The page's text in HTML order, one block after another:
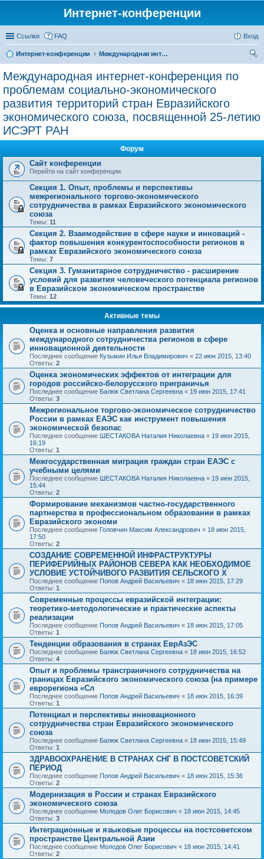
Интернет-конференции
Ссылки FAQ Вход
Интернет-конференции
Международная интернет-конференция по проблемам социально-экономического развития территорий стран Евразийского экономического союза, посвященной 25-летию ИСЭРТ РАН
Международная интернет-конференция по
проблемам социально-экономического
развития территорий стран Евразийского
экономического союза, посвященной 25-летию
ИСЭРТ РАН
Форум
Сайт конференции
Перейти на сайт конференции.
Секция 1. Опыт, проблемы и перспективы
межрегионального торгово-экономического
сотрудничества в рамках Евразийского экономического
союза
Темы: 11
Секция 2. Взаимодействие в сфере науки и инноваций -
фактор повышения конкурентоспособности регионов в
рамках Евразийского экономического союза
Темы: 7
Секция 3. Гуманитарное сотрудничество - расширение
условий для развития человеческого потенциала регионов
в Евразийском экономическом пространстве
Темы: 12
Активные темы
Оценка и основные направления развития
международного сотрудничества регионов в сфере
инновационной деятельности
Последнее сообщение Кузьмин Илья Владимирович « 22 июн 2015, 13:40
Ответы: 2
Оценка экономических эффектов от интеграции для
городов российско-белорусского приграничья
Последнее сообщение Балюк Светлана Сергеевна « 19 июн 2015, 17:41
Ответы: 3
Межрегиональное торгово-экономическое сотрудничество
России в рамках ЕАЭС как инструмент повышения
экономической безопас
Последнее сообщение ШЕСТАКОВА Наталия Николаевна « 19 июн 2015,
16:19
Ответы: 1
Межгосударственная миграция граждан стран ЕАЭС с
учебными целями
Последнее сообщение ШЕСТАКОВА Наталия Николаевна « 19 июн 2015,
15:44
Ответы: 2
Формирование механизмов частно-государственного
партнерства в профессиональном образовании в рамках
Евразийского экономи
Последнее сообщение Головчин Максим Александрович « 18 июн 2015,
17:50
Ответы: 2
СОЗДАНИЕ СОВРЕМЕННОЙ ИНФРАСТРУКТУРЫ
ПЕРИФЕРИЙНЫХ РАЙОНОВ СЕВЕРА КАК НЕОБХОДИМОЕ
УСЛОВИЕ УСТОЙЧИВОГО РАЗВИТИЯ СЕЛЬСКОГО Х
Последнее сообщение Попов Андрей Васильевич « 18 июн 2015, 17:29
Ответы: 1
Современные процессы евразийской интеграции:
теоретико-методологические и практические аспекты
реализации
Последнее сообщение Попов Андрей Васильевич « 18 июн 2015, 17:05
Ответы: 1
Тенденции образования в странах ЕврАзЭС
Последнее сообщение Балюк Светлана Сергеевна « 18 июн 2015, 16:52
Ответы: 4
Опыт и проблемы трансграничного сотрудничества на
границах Евразийского экономического союза (на примере
еврорегиона «Сл
Последнее сообщение Попов Андрей Васильевич « 18 июн 2015, 16:39
Ответы: 1
Потенциал и перспективы инновационного
сотрудничества стран Евразийского экономического
союза
Последнее сообщение Балюк Светлана Сергеевна « 18 июн 2015, 15:49
Ответы: 1
ЗДРАВООХРАНЕНИЕ В СТРАНАХ СНГ В ПОСТСОВЕТСКИЙ
ПЕРИОД
Последнее сообщение Попов Андрей Васильевич « 18 июн 2015, 15:36
Ответы: 2
Модернизация в России и странах Евразийского
экономического союза
Последнее сообщение Молодов Олег Борисович « 18 июн 2015, 14:45
Ответы: 3
Интеграционные и языковые процессы на постсоветском
пространстве Центральной Азии
Последнее сообщение Молодов Олег Борисович « 18 июн 2015, 14:41
Ответы: 2